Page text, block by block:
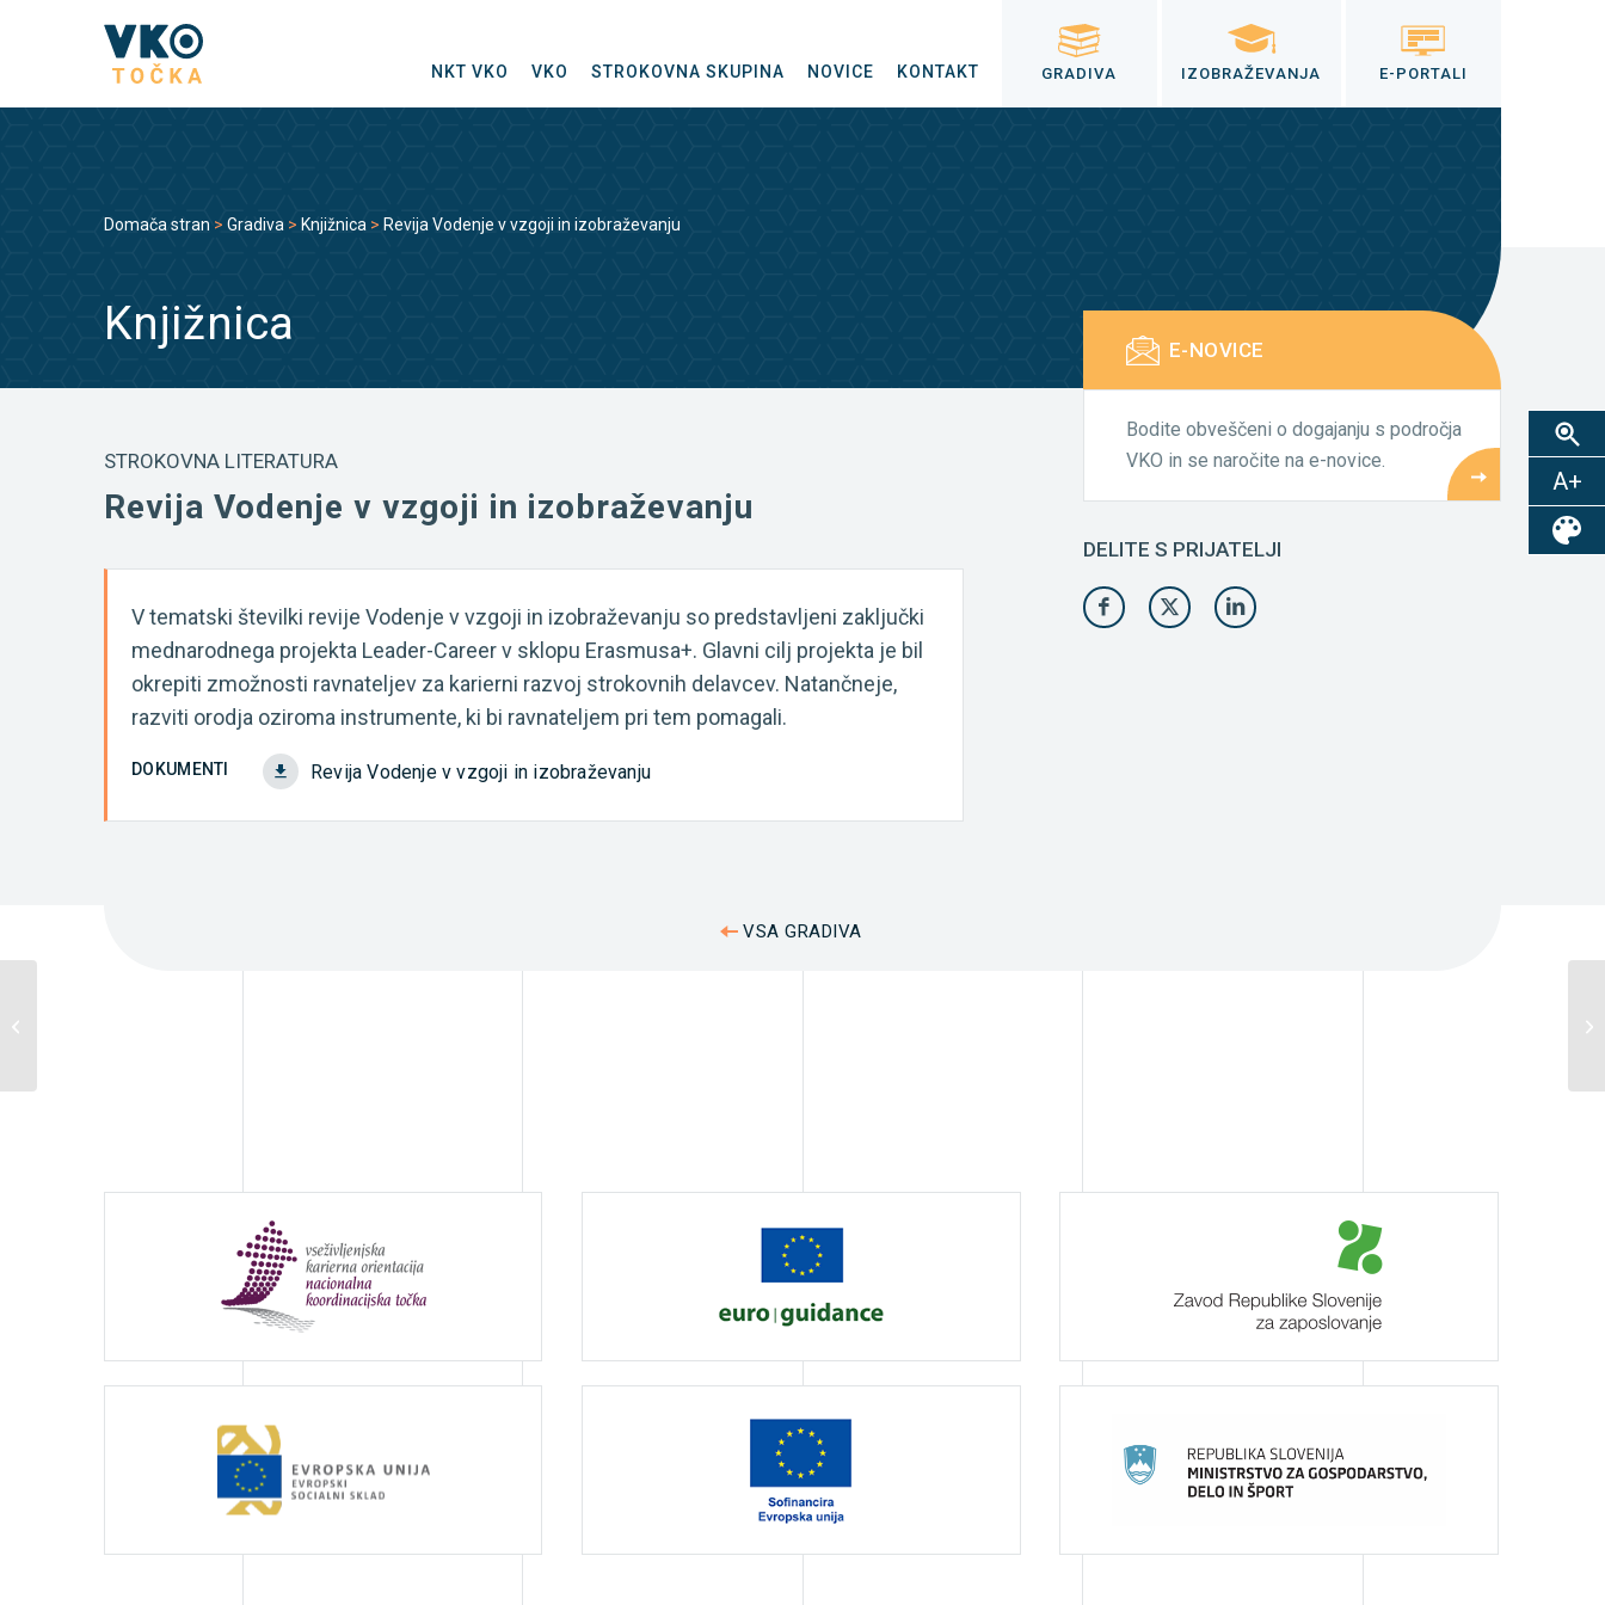
NKT VKO VKO STROKOVNA SKUPINA NOVICE KONTAKT GRADIVA IZOBRAŽEVANJA E-PORTALI
Domača stran > Gradiva > Knjižnica > Revija Vodenje v vzgoji in izobraževanju
Knjižnica
STROKOVNA LITERATURA
Revija Vodenje v vzgoji in izobraževanju
V tematski številki revije Vodenje v vzgoji in izobraževanju so predstavljeni zaključki
mednarodnega projekta Leader-Career v sklopu Erasmusa+. Glavni cilj projekta je bil
okrepiti zmožnosti ravnateljev za karierni razvoj strokovnih delavcev. Natančneje,
razviti orodja oziroma instrumente, ki bi ravnateljem pri tem pomagali.
DOKUMENTI Revija Vodenje v vzgoji in izobraževanju
E-NOVICE
Bodite obveščeni o dogajanju s področja
VKO in se naročite na e-novice.
DELITE S PRIJATELJI
VSA GRADIVA
A+